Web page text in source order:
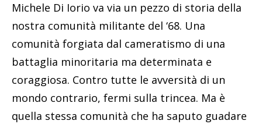
Michele Di Iorio va via un pezzo di storia della
nostra comunità militante del ‘68. Una
comunità forgiata dal cameratismo di una
battaglia minoritaria ma determinata e
coraggiosa. Contro tutte le avversità di un
mondo contrario, fermi sulla trincea. Ma è
quella stessa comunità che ha saputo guadare